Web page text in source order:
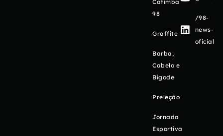
Catimba
98
Graffite
Barba,
Cabelo e
Bigode
Preleção
Jornada
Esportiva
/98-
news-
oficial